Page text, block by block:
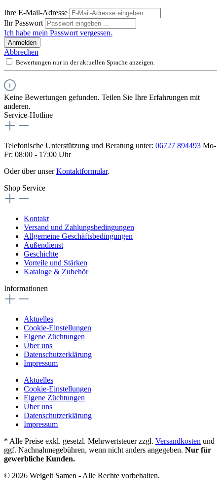
Ihre E-Mail-Adresse
Ihr Passwort
Ich habe mein Passwort vergessen.
Anmelden
Abbrechen
Bewertungen nur in der aktuellen Sprache anzeigen.
Keine Bewertungen gefunden. Teilen Sie Ihre Erfahrungen mit
anderen.
Service-Hotline
Telefonische Unterstützung und Beratung unter: 06727 894493 Mo-
Fr: 08:00 - 17:00 Uhr
Oder über unserKontaktformular.
Shop Service
Kontakt
Versand und Zahlungsbedingungen
Allgemeine Geschäftsbedingungen
Außendienst
Geschichte
Vorteile und Stärken
Kataloge & Zubehör
Informationen
Aktuelles
Cookie-Einstellungen
Eigene Züchtungen
Über uns
Datenschutzerklärung
Impressum
Aktuelles
Cookie-Einstellungen
Eigene Züchtungen
Über uns
Datenschutzerklärung
Impressum
* Alle Preise exkl. gesetzl. Mehrwertsteuer zzgl. Versandkosten und
ggf. Nachnahmegebühren, wenn nicht anders angegeben. Nur für
gewerbliche Kunden.
© 2026 Weigelt Samen - Alle Rechte vorbehalten.